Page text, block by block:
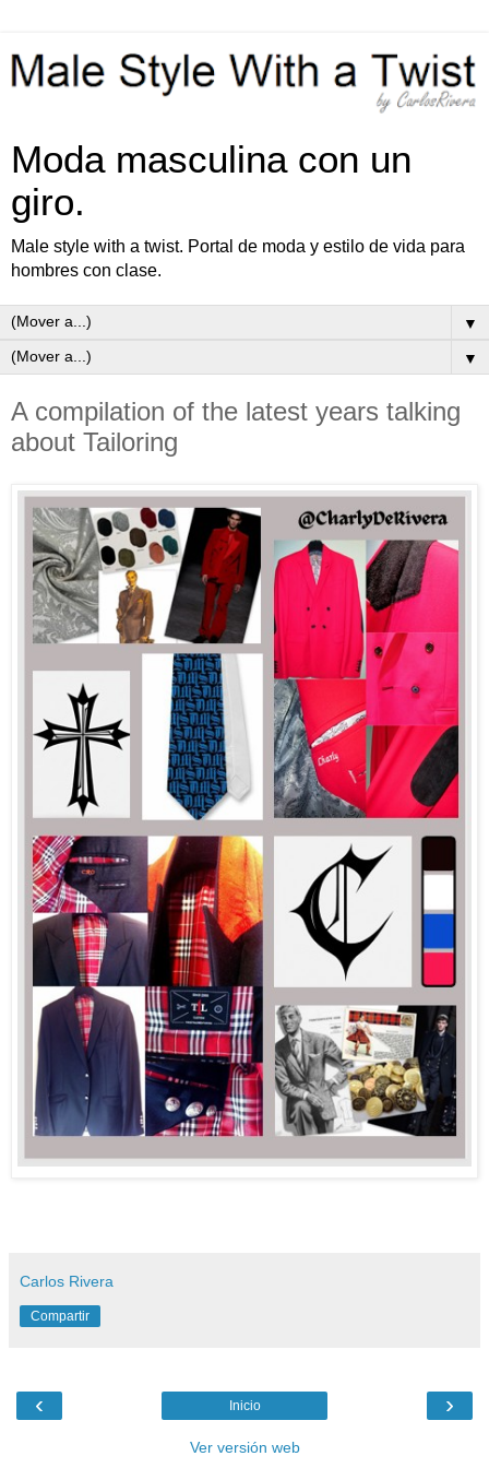
Moda masculina con un
giro.
Male style with a twist. Portal de moda y estilo de vida para
hombres con clase.
▼
▼
A compilation of the latest years talking
about Tailoring
Carlos Rivera
Compartir
‹ ›
Inicio
Ver versión web